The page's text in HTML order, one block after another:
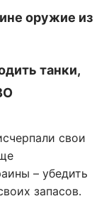
оружие из
танки,
свои
– убедить
запасов.